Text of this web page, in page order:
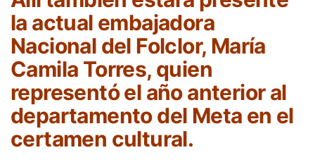
la actual embajadora
Nacional del Folclor, María
Camila Torres, quien
representó el año anterior al
departamento del Meta en el
certamen cultural.